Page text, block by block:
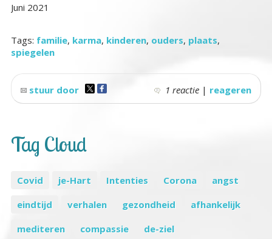
Juni 2021
Tags: familie, karma, kinderen, ouders, plaats,
spiegelen
1 reactie | reageren
stuur door
Tag Cloud
Covid je-Hart Intenties Corona
angst
eindtijd
verhalen gezondheid
afhankelijk
mediteren
compassie
de-ziel